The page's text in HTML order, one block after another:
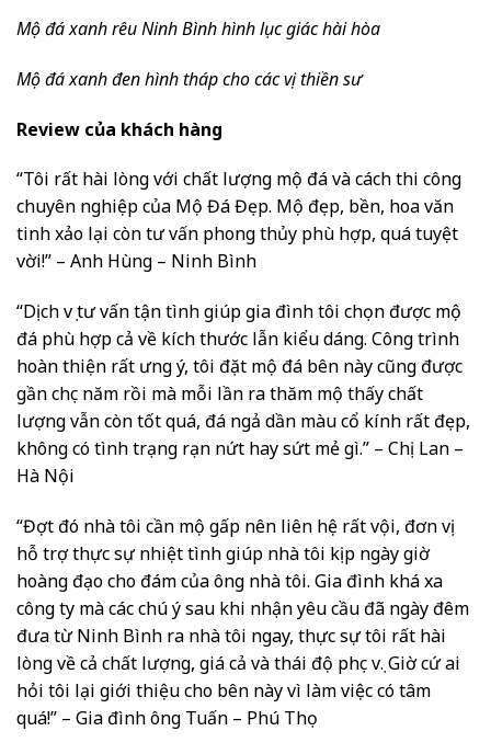
Mộ đá xanh rêu Ninh Bình hình lục giác hài hòa
Mộ đá xanh đen hình tháp cho các vị thiền sư
Review của khách hàng
“Tôi rất hài lòng với chất lượng mộ đá và cách thi công
chuyên nghiệp của Mộ Đá Đẹp. Mộ đẹp, bền, hoa văn
tinh xảo lại còn tư vấn phong thủy phù hợp, quá tuyệt
vời!” – Anh Hùng – Ninh Bình
“Dịch vụ tư vấn tận tình giúp gia đình tôi chọn được mộ
đá phù hợp cả về kích thước lẫn kiểu dáng. Công trình
hoàn thiện rất ưng ý, tôi đặt mộ đá bên này cũng được
gần chục năm rồi mà mỗi lần ra thăm mộ thấy chất
lượng vẫn còn tốt quá, đá ngả dần màu cổ kính rất đẹp,
không có tình trạng rạn nứt hay sứt mẻ gì.” – Chị Lan –
Hà Nội
“Đợt đó nhà tôi cần mộ gấp nên liên hệ rất vội, đơn vị
hỗ trợ thực sự nhiệt tình giúp nhà tôi kịp ngày giờ
hoàng đạo cho đám của ông nhà tôi. Gia đình khá xa
công ty mà các chú ý sau khi nhận yêu cầu đã ngày đêm
đưa từ Ninh Bình ra nhà tôi ngay, thực sự tôi rất hài
lòng về cả chất lượng, giá cả và thái độ phục vụ. Giờ cứ ai
hỏi tôi lại giới thiệu cho bên này vì làm việc có tâm
quá!” – Gia đình ông Tuấn – Phú Thọ